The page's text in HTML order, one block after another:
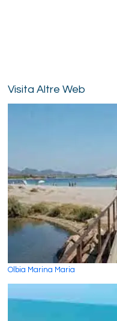
Visita Altre Web
Olbia Marina Maria